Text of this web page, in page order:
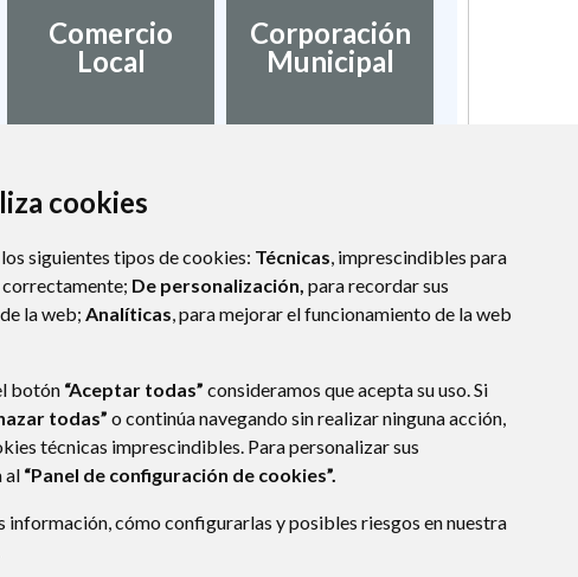
cookies
siguientes tipos de cookies: Técnicas, imprescindibles para
De personalización, para recordar sus
la web; Analíticas, para mejorar el funcionamiento de la web
botón “Aceptar todas” consideramos que acepta su uso. Si
todas” o continúa navegando sin realizar ninguna acción,
técnicas imprescindibles. Para personalizar sus
al “Panel de configuración de cookies”.
información, cómo configurarlas y posibles riesgos en nuestra
Comercio
Local
Corporación
Municipal
DE SIJENA - ARAGÓN
(ESPAÑA)